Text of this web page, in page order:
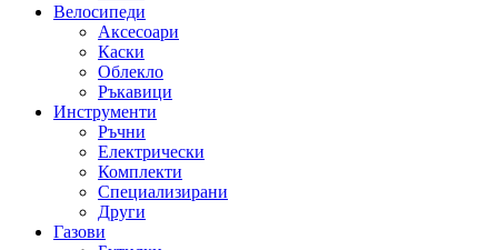
Велосипеди
Аксесоари
Каски
Облекло
Ръкавици
Инструменти
Ръчни
Електрически
Комплекти
Специализирани
Други
Газови